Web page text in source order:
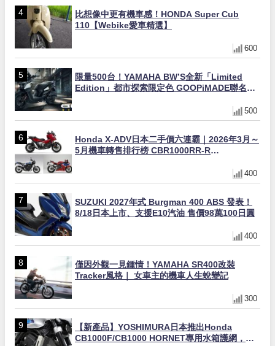
比想像中更有機車感！HONDA Super Cub
110【Webike愛車精選】
600
限量500台！YAMAHA BW’S全新「Limited
Edition」都市探索限定色 GOOPiMADE聯名包
500
Honda X-ADV日本二手價六連霸｜2026年3月～
5月機車轉售排行榜 CBR1000RR-R
400
SUZUKI 2027年式 Burgman 400 ABS 發表！
8/18日本上市、支援E10汽油 售價98萬100日圓
400
僅因外觀一見鍾情！YAMAHA SR400改裝
Tracker風格｜ 女車主的機車人生蛻變記
300
【新產品】YOSHIMURA日本推出Honda
CB1000F/CB1000 HORNET專用水箱護網，六